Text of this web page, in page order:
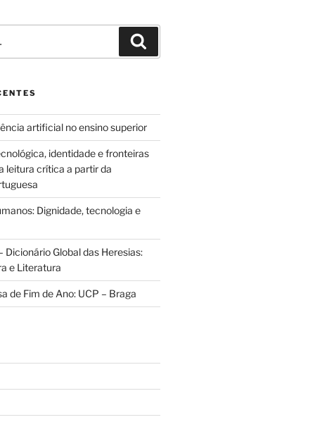
artificial no ensino superior
identidade e fronteiras
leitura crítica a partir da
Dignidade, tecnologia e
Dicionário Global das Heresias:
e Literatura
de Fim de Ano: UCP – Braga